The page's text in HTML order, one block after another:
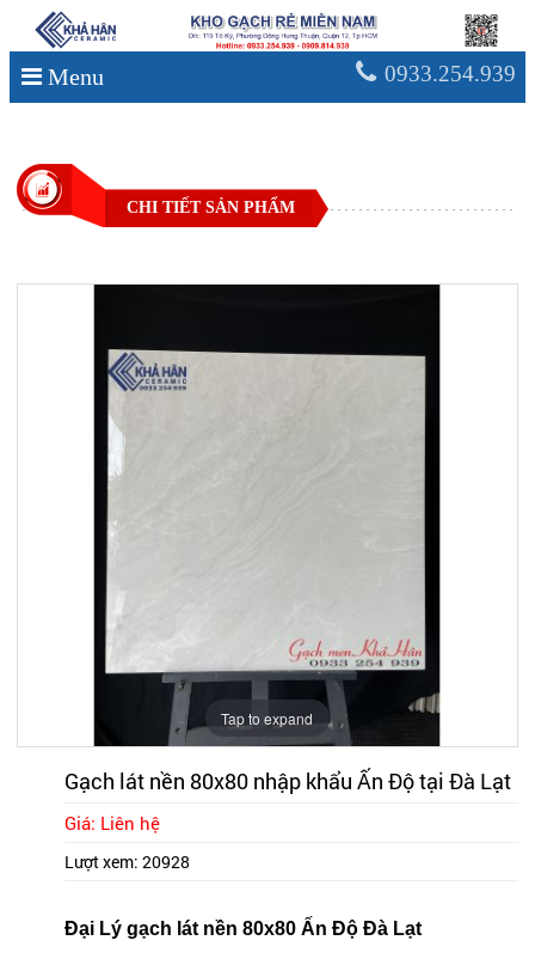
Menu 0933.254.939
CHI TIẾT SẢN PHẨM
Tap to expand
Gạch lát nền 80x80 nhập khẩu Ấn Độ tại Đà Lạt
Giá: Liên hệ
Lượt xem: 20928
Đại Lý gạch lát nền 80x80 Ấn Độ Đà Lạt